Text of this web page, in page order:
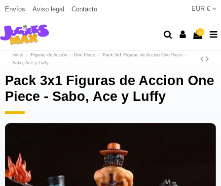
Envíos Aviso legal Contacto EUR €
0
Inicio Figuras de Acción One Piece
Pack 3x1 Figuras de Accion One Piece -
Sabo, Ace y Luffy
Pack 3x1 Figuras de Accion One
Piece - Sabo, Ace y Luffy